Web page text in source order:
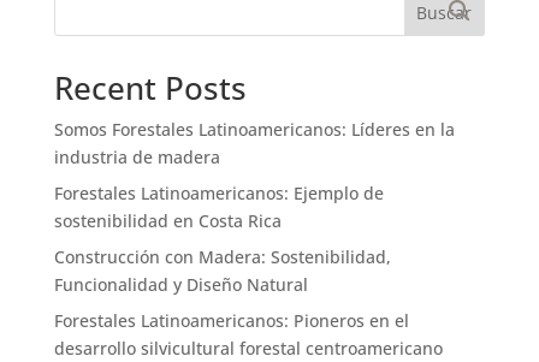
Buscar
Recent Posts
Somos Forestales Latinoamericanos: Líderes en la
industria de madera
Forestales Latinoamericanos: Ejemplo de
sostenibilidad en Costa Rica
Construcción con Madera: Sostenibilidad,
Funcionalidad y Diseño Natural
Forestales Latinoamericanos: Pioneros en el
desarrollo silvicultural forestal centroamericano